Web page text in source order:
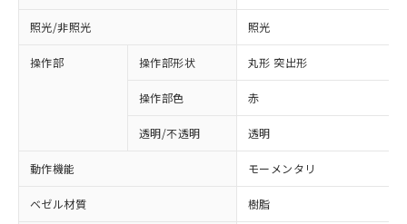
照光/非照光 照光
操作部 操作部形状 丸形 突出形
操作部色 赤
透明/不透明 透明
動作機能 モーメンタリ
ベゼル材質 樹脂